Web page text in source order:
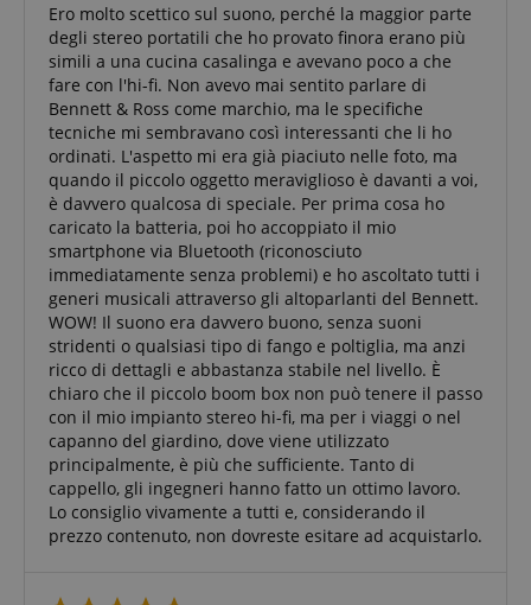
Ero molto scettico sul suono, perché la maggior parte
degli stereo portatili che ho provato finora erano più
simili a una cucina casalinga e avevano poco a che
fare con l'hi-fi. Non avevo mai sentito parlare di
Bennett & Ross come marchio, ma le specifiche
tecniche mi sembravano così interessanti che li ho
ordinati. L'aspetto mi era già piaciuto nelle foto, ma
quando il piccolo oggetto meraviglioso è davanti a voi,
è davvero qualcosa di speciale. Per prima cosa ho
caricato la batteria, poi ho accoppiato il mio
smartphone via Bluetooth (riconosciuto
immediatamente senza problemi) e ho ascoltato tutti i
generi musicali attraverso gli altoparlanti del Bennett.
WOW! Il suono era davvero buono, senza suoni
stridenti o qualsiasi tipo di fango e poltiglia, ma anzi
ricco di dettagli e abbastanza stabile nel livello. È
chiaro che il piccolo boom box non può tenere il passo
con il mio impianto stereo hi-fi, ma per i viaggi o nel
capanno del giardino, dove viene utilizzato
principalmente, è più che sufficiente. Tanto di
cappello, gli ingegneri hanno fatto un ottimo lavoro.
Lo consiglio vivamente a tutti e, considerando il
prezzo contenuto, non dovreste esitare ad acquistarlo.